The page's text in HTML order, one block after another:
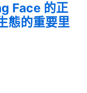
Face 的正
態的重要里